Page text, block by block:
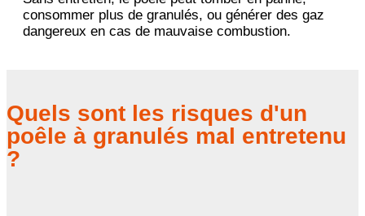
consommer plus de granulés, ou générer des gaz
dangereux en cas de mauvaise combustion.
Quels sont les risques d'un
poêle à granulés mal entretenu
?